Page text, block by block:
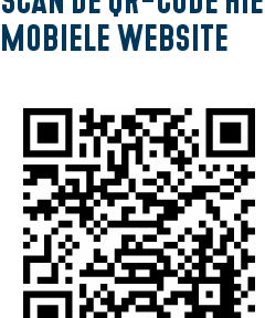
mobiele website